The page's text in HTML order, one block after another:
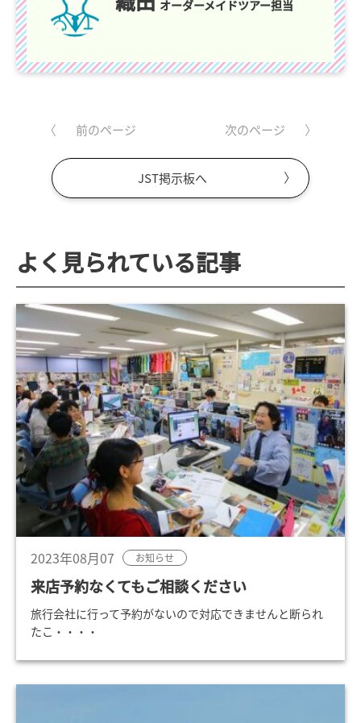
オーダーメイドツアー担当
前のページ
JST掲示板へ
次のページ
よく見られている記事
2023年08月07 お知らせ
来店予約なくてもご相談ください
旅行会社に行って予約がないので対応できませんと断られ
たこ・・・・